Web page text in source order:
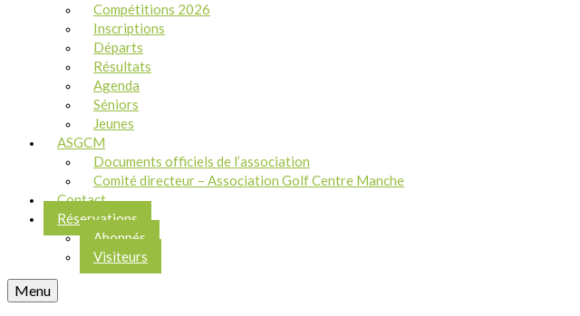
Compétitions 2026
Inscriptions
Départs
Résultats
Agenda
Séniors
Jeunes
ASGCM
Documents officiels de l’association
Comité directeur – Association Golf Centre Manche
Contact
Réservations
Abonnés
Visiteurs
Menu